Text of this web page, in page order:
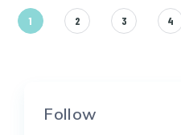
Posts
1 2 3 4
Follow